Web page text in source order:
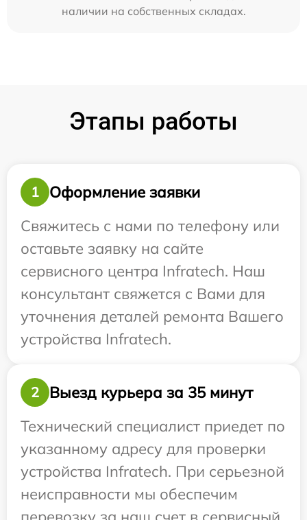
наличии на собственных складах.
Этапы работы
1
Оформление заявки
Свяжитесь с нами по телефону или
оставьте заявку на сайте
сервисного центра Infratech. Наш
консультант свяжется с Вами для
уточнения деталей ремонта Вашего
устройства Infratech.
2
Выезд курьера за 35 минут
Технический специалист приедет по
указанному адресу для проверки
устройства Infratech. При серьезной
неисправности мы обеспечим